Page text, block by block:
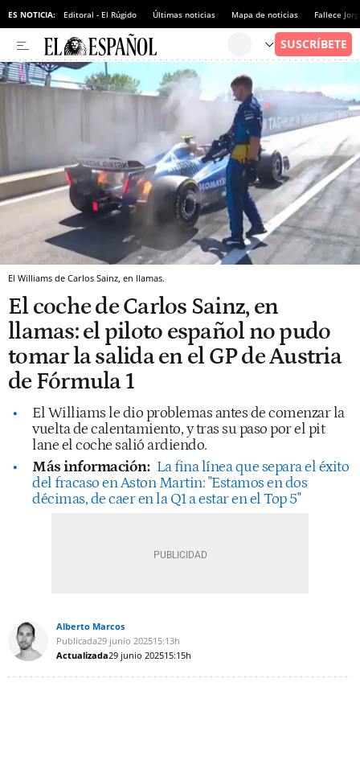
ES NOTICIA: Editoral - El Rúgido Últimas noticias Mapa de noticias Fallece
El Williams de Carlos Sainz, en llamas.
El coche de Carlos Sainz, en
llamas: el piloto español no pudo
tomar la salida en el GP de Austria
de Fórmula 1
El Williams le dio problemas antes de comenzar la
vuelta de calentamiento, y tras su paso por el pit
lane el coche salió ardiendo.
Más información: La fina línea que separa el éxito
del fracaso en Aston Martin: "Estamos en dos
décimas, de caer en la Q1 a estar en el Top 5"
Alberto Marcos
Publicada29 junio 202515:13h
Actualizada29 junio 202515:15h